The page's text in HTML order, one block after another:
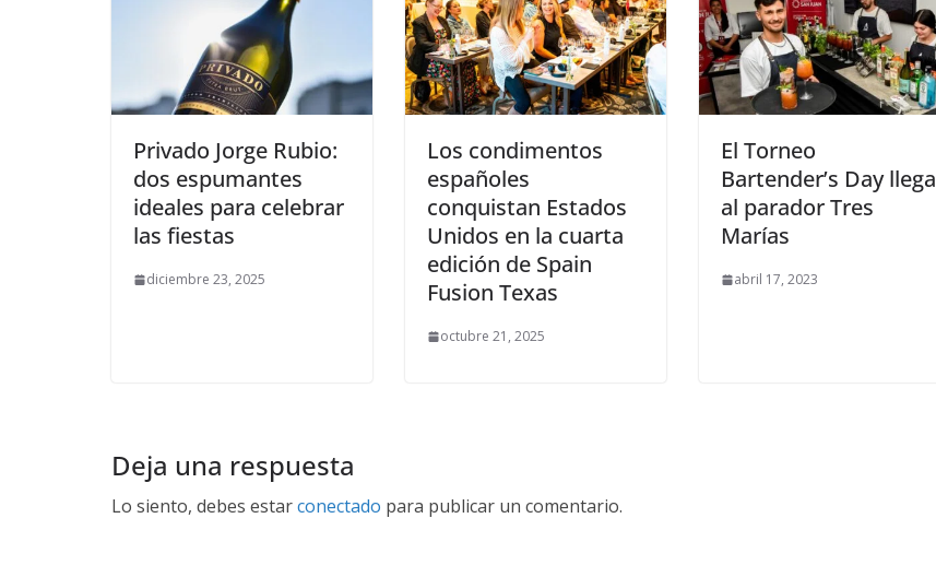
Privado Jorge Rubio:
dos espumantes
ideales para celebrar
las fiestas
diciembre 23, 2025
Los condimentos
españoles
conquistan Estados
Unidos en la cuarta
edición de Spain
Fusion Texas
octubre 21, 2025
El Torneo
Bartender’s Day llega
al parador Tres
Marías
abril 17, 2023
Deja una respuesta
Lo siento, debes estarconectado para publicar un comentario.